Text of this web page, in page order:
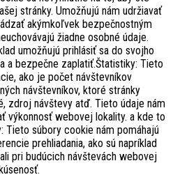
stránky. Umožňujú nám udržiavať
akýmkoľvek bezpečnostným
žiadne osobné údaje.
umožňujú prihlásiť sa do svojho
a bezpečne zaplatiť.Štatistiky: Tieto
ako je počet návštevníkov
návštevníkov, ktoré stránky
zdroj návštevy atď. Tieto údaje nám
výkonnosť webovej lokality. a kde to
súbory cookie nám pomáhajú
prehliadania, ako sú napríklad
pri budúcich návštevách webovej